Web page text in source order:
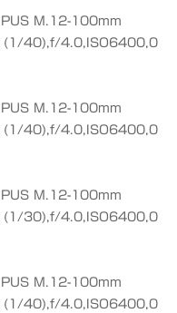
M.12-100mm
(1/40),f/4.0,ISO6400,0
M.12-100mm
(1/40),f/4.0,ISO6400,0
M.12-100mm
(1/30),f/4.0,ISO6400,0
M.12-100mm
(1/40),f/4.0,ISO6400,0